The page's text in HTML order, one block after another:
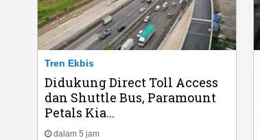
Tren Ekbis
Didukung Direct Toll Access
dan Shuttle Bus, Paramount
Petals Kia...
dalam 5 jam